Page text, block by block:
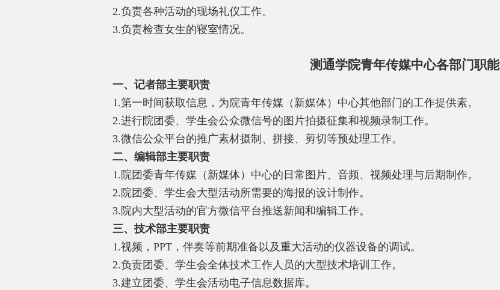
2.负责各种活动的现场礼仪工作。
3.负责检查女生的寝室情况。
测通学院青年传媒中心各部门职能
一、记者部主要职责
1.第一时间获取信息，为院青年传媒（新媒体）中心其他部门的工作提供素。
2.进行院团委、学生会公众微信号的图片拍摄征集和视频录制工作。
3.微信公众平台的推广素材摄制、拼接、剪切等预处理工作。
二、编辑部主要职责
1.院团委青年传媒（新媒体）中心的日常图片、音频、视频处理与后期制作。
2.院团委、学生会大型活动所需要的海报的设计制作。
3.院内大型活动的官方微信平台推送新闻和编辑工作。
三、技术部主要职责
1.视频， PPT ，伴奏等前期准备以及重大活动的仪器设备的调试。
2.负责团委、学生会全体技术工作人员的大型技术培训工作。
3.建立团委、学生会活动电子信息数据库。